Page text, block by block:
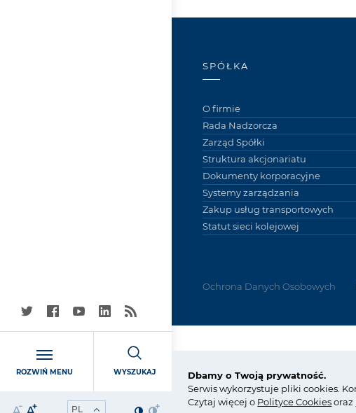
Dbamy o Twoją prywatność.
Serwis wykorzystuje pliki cookies.
Czytaj więcej o PolityceCookiesoraz
ROZWIŃ MENU WYSZUKAJ
SPÓŁKA
O firmie
Rada Nadzorcza
Zarząd Spółki
Struktura akcjonariatu
Dokumenty korporacyjne
Systemy zarządzania
Zakup usług transportowych
Statut sieci kolejowej
Ochrona Danych Osobowych
ul. Kwiatkowskiego 8
33-101 Tarnów, Polska